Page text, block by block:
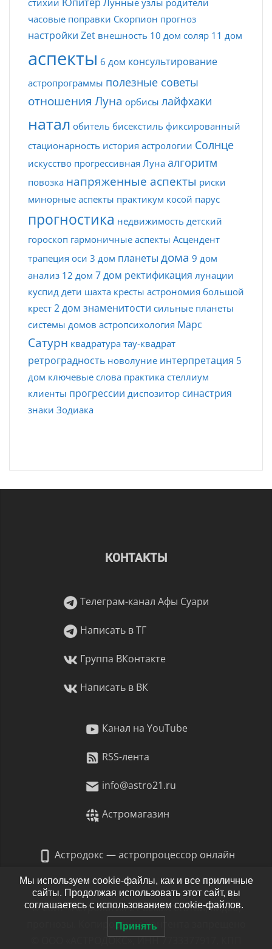
часовые поправки Скорпион прогноз
настройки Zet внешность 10 дом соляр 11 дом
аспекты 6 дом консультирование
астропрограммы полезные советы
отношения Луна орбисы лайфхаки
натал обитель бисекстиль фиксированный
стационарность история астрологии Солнце
искусство прогрессивная Луна алгоритм
повозка напряженные аспекты риски
минорные аспекты практикум косой парус
прогностика недвижимость детский
гороскоп гармоничные аспекты Асцендент
трапеция оси 3 дом планеты дома 9 дом
анализ 12 дом 7 дом ректификация лунации
куспид дети шахта кресты астрономия большой
крест 2 дом знаменитости сильные планеты
системы домов астропсихология Марс
Сатурн квадратура тау-квадрат
ретроградность новолуние интерпретация 5
дом ключевые слова практика стеллиум
клиенты прогрессии диспозитор синастрия
знаки Зодиака
КОНТАКТЫ
Телеграм-канал Афы Суари
Написать в ТГ
Группа ВКонтакте
Написать в ВК
Канал на YouTube
RSS-лента
info@astro21.ru
Астромагазин
Астродокс — астропроцессор онлайн
© Сайт «Астрология 21 века»: статьи, видео,
прогнозы. Копирование контента запрещено
© ООО «АСТРОДОКС», ИНН 7733377917, КПП
Мы используем cookie-файлы, как и все приличные
сайты. Продолжая использовать этот сайт, вы
соглашаетесь с использованием cookie-файлов.
Принять